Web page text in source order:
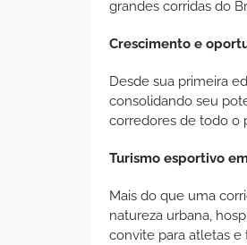
grandes corridas do
Crescimento e
Desde sua primeira
consolidando seu
corredores de todo o
Turismo esportivo
Mais do que uma
natureza urbana,
convite para atletas e